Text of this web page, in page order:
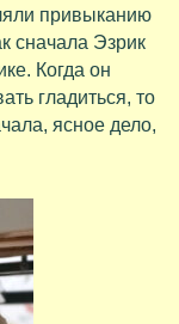
привыканию
сначала Эзрик
Когда он
гладиться, то
ясное дело,